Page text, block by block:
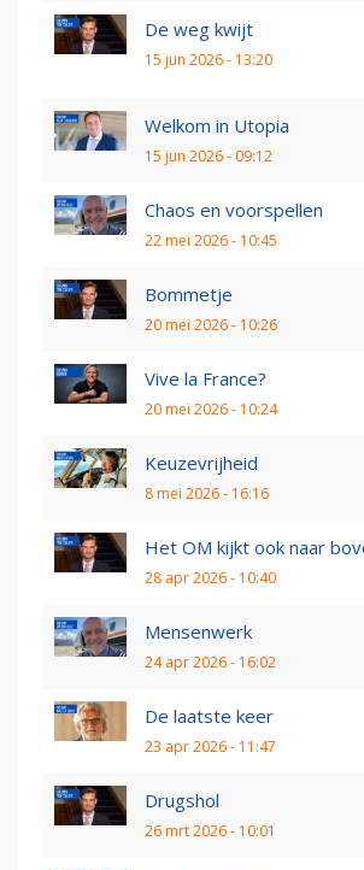
De weg kwijt
15 jun 2026 - 13:20
Welkom in Utopia
15 jun 2026 - 09:12
Chaos en voorspellen
22 mei 2026 - 10:45
Bommetje
20 mei 2026 - 10:26
Vive la France?
20 mei 2026 - 10:24
Keuzevrijheid
8 mei 2026 - 16:16
Het OM kijkt ook naar
28 apr 2026 - 10:40
Mensenwerk
24 apr 2026 - 16:02
De laatste keer
23 apr 2026 - 11:47
Drugshol
26 mrt 2026 - 10:01